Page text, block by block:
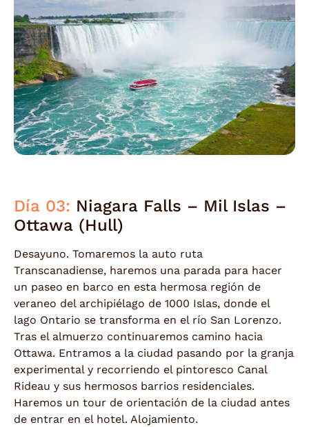
Día 03: Niagara Falls – Mil Islas –
Ottawa (Hull)
Desayuno. Tomaremos la auto ruta
Transcanadiense, haremos una parada para hacer
un paseo en barco en esta hermosa región de
veraneo del archipiélago de 1000 Islas, donde el
lago Ontario se transforma en el río San Lorenzo.
Tras el almuerzo continuaremos camino hacia
Ottawa. Entramos a la ciudad pasando por la granja
experimental y recorriendo el pintoresco Canal
Rideau y sus hermosos barrios residenciales.
Haremos un tour de orientación de la ciudad antes
de entrar en el hotel. Alojamiento.